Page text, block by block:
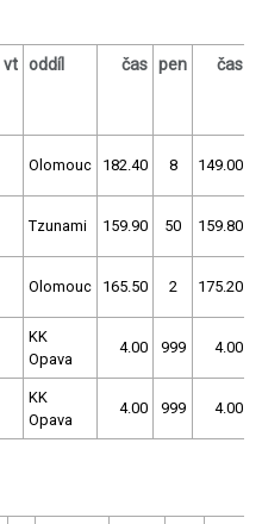
vt oddíl čas pen čas
Olomouc 182.40 8 149.00
Tzunami 159.90 50 159.80
Olomouc 165.50 2 175.20
KK
Opava
4.00 999 4.00
KK
Opava
4.00 999 4.00